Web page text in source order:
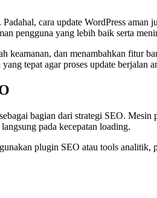
cara update WordPress
pengguna yang lebih baik serta
keamanan, dan menambahkan fitur
tepat agar proses update berjalan
bagian dari strategi SEO.
pada kecepatan loading.
plugin SEO atau tools